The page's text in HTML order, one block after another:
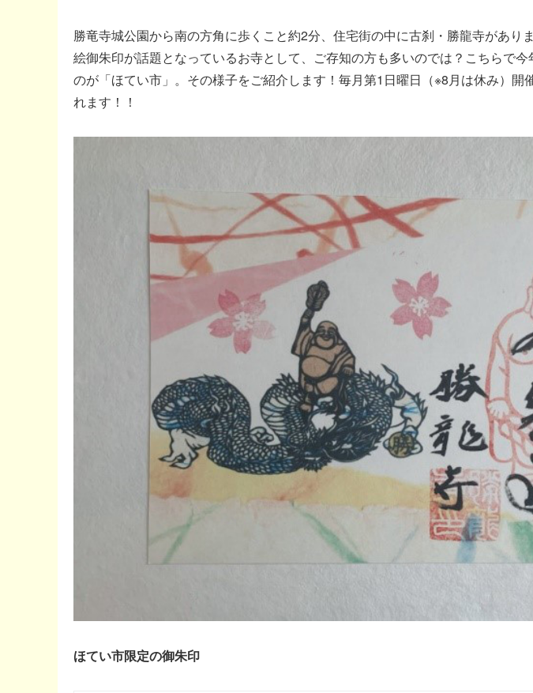
勝竜寺城公園から南の方角に歩くこと約2分、住宅街の中に古刹・勝龍寺があり
絵御朱印が話題となっているお寺として、ご存知の方も多いのでは？こちらで
のが「ほてい市」。その様子をご紹介します！毎月第1日曜日（※8月は休み）開
れます！！
ほてい市限定の御朱印